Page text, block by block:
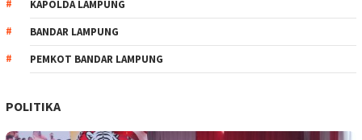
KAPOLDA LAMPUNG
BANDAR LAMPUNG
PEMKOT BANDAR LAMPUNG
POLITIKA